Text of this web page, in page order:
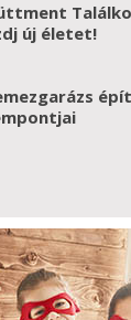
új életet!